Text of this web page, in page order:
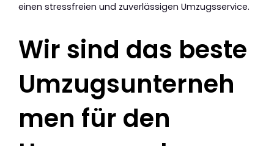
einen stressfreien und zuverlässigen Umzugsservice.
Wir sind das beste
Umzugsunterneh
men für den